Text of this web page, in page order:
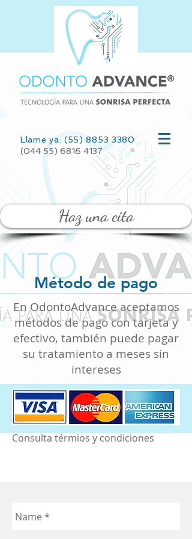
Llame ya: (55) 8853 3380
(044 55) 6816 4137
Haz una cita
Método de pago
En OdontoAdvance aceptamos
métodos de pago con tarjeta y
efectivo, también puede pagar
su tratamiento a meses sin
intereses
Consulta térmios y condiciones